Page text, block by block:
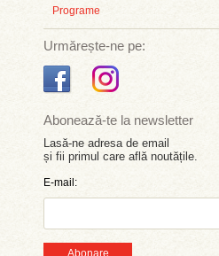
Programe
Urmărește-ne pe:
Abonează-te la newsletter
Lasă-ne adresa de email
și fii primul care află noutățile.
E-mail:
Abonare